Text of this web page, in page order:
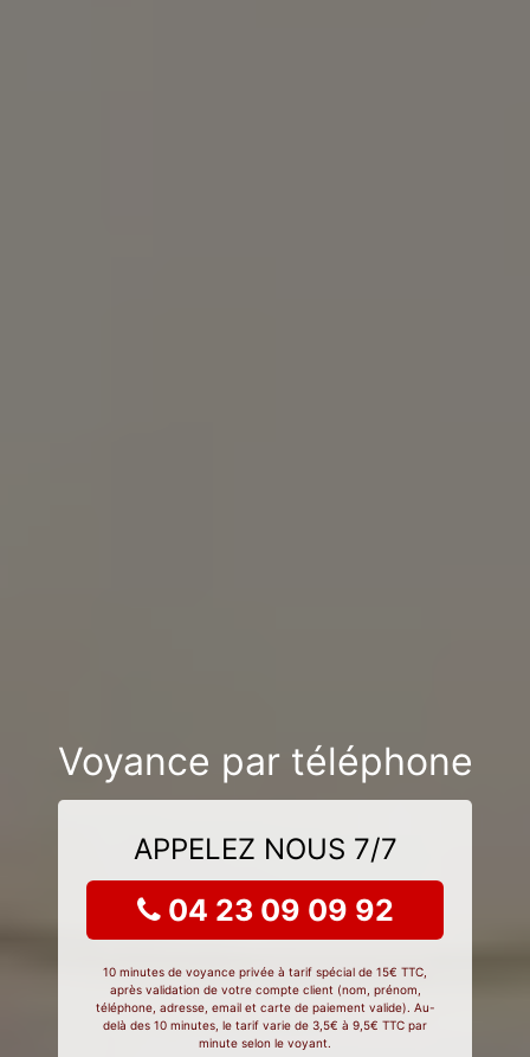
Voyance par téléphone
APPELEZ NOUS 7/7
04 23 09 09 92
10 minutes de voyance privée à tarif spécial de 15€ TTC,
après validation de votre compte client (nom, prénom,
téléphone, adresse, email et carte de paiement valide). Au-
delà des 10 minutes, le tarif varie de 3,5€ à 9,5€ TTC par
minute selon le voyant.